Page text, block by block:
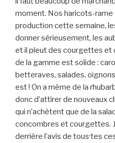
moment. Nos haricots-
production cette semaine,
donner sérieusement, les
et il pleut des courgettes et
de la gamme est solide :
betteraves, salades,
est ! On a même de la
donc d’attirer de nouveaux
qui n’achètent que de la
concombres et courgettes.
derrière l’avis de tous·tes